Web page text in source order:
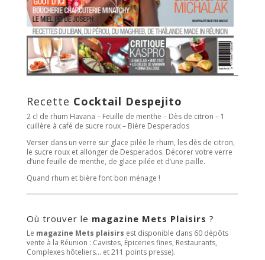
Recette Cocktail Despejito
2 cl de rhum Havana – Feuille de menthe – Dès de citron – 1
cuillère à café de sucre roux – Bière Desperados
Verser dans un verre sur glace pilée le rhum, les dès de citron,
le sucre roux et allonger de Desperados. Décorer votre verre
d’une feuille de menthe, de glace pilée et d’une paille.
Quand rhum et bière font bon ménage !
Où trouver le magazine Mets Plaisirs ?
Le magazine Mets plaisirs est disponible dans 60 dépôts
vente à la Réunion : Cavistes, Épiceries fines, Restaurants,
Complexes hôteliers… et 211 points presse).